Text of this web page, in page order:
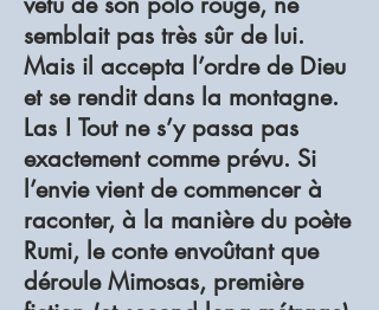
semblait pas très sûr de lui.
Mais il accepta l’ordre de Dieu
et se rendit dans la montagne.
Las ! Tout ne s’y passa pas
exactement comme prévu. Si
l’envie vient de commencer à
raconter, à la manière du poète
Rumi, le conte envoûtant que
déroule Mimosas, première